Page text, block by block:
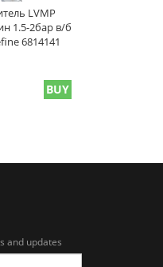
LVMP
1.5-2бар в/б
6814141
BUY
and updates